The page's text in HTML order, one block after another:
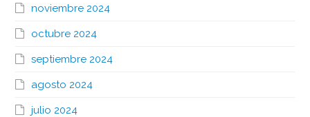
noviembre 2024
octubre 2024
septiembre 2024
agosto 2024
julio 2024